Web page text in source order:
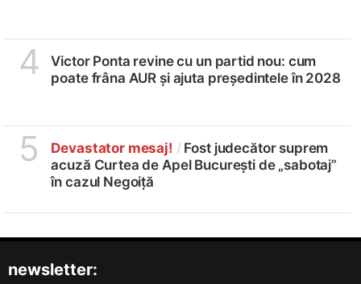
4
Victor Ponta revine cu un partid nou: cum
poate frâna AUR și ajuta președintele în 2028
5 Devastator mesaj! / Fost judecător suprem
acuză Curtea de Apel București de „sabotaj”
în cazul Negoiță
newsletter: